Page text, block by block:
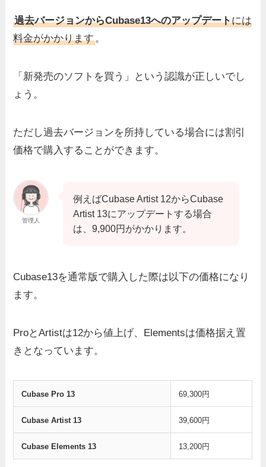
過去バージョンからCubase13へのアップデートには
料金がかかります。
「新発売のソフトを買う」という認識が正しいでし
ょう。
ただし過去バージョンを所持している場合には割引
価格で購入することができます。
管理人
例えばCubase Artist 12からCubase
Artist 13にアップデートする場合
は、9,900円がかかります。
Cubase13を通常版で購入した際は以下の価格になり
ます。
ProとArtistは12から値上げ、Elementsは価格据え置
きとなっています。
Cubase Pro 13 69,300円
Cubase Artist 13 39,600円
Cubase Elements 13 13,200円